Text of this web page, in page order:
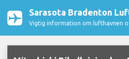
Sarasota Bradenton
Vigtig information om lufthavnen